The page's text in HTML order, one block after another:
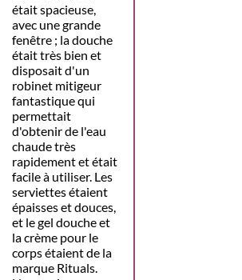
était spacieuse,
avec une grande
fenêtre ; la douche
était très bien et
disposait d'un
robinet mitigeur
fantastique qui
permettait
d'obtenir de l'eau
chaude très
rapidement et était
facile à utiliser. Les
serviettes étaient
épaisses et douces,
et le gel douche et
la crème pour le
corps étaient de la
marque Rituals.